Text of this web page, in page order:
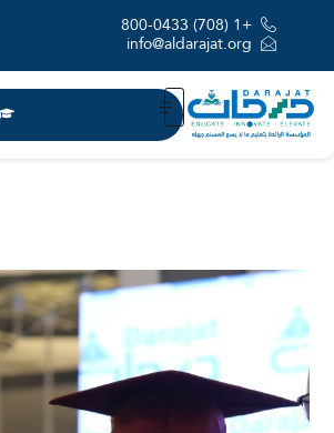
+1 (708) 800-0433
info@aldarajat.org